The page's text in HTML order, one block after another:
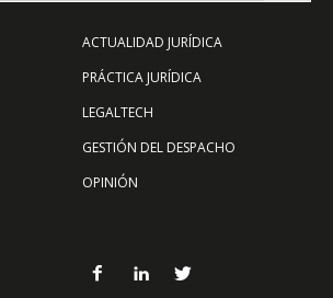
ACTUALIDAD JURÍDICA
PRÁCTICA JURÍDICA
LEGALTECH
GESTIÓN DEL DESPACHO
OPINIÓN